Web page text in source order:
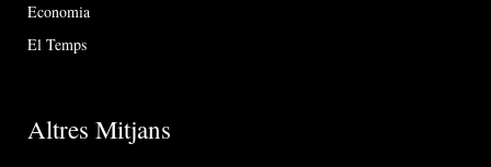
Economia
El Temps
Altres Mitjans